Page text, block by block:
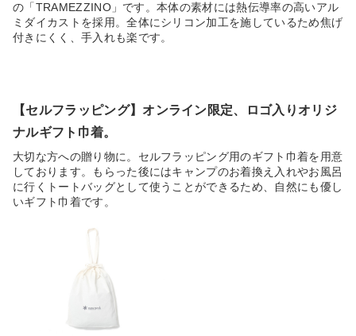
の「TRAMEZZINO」です。本体の素材には熱伝導率の高いアル
ミダイカストを採用。全体にシリコン加工を施しているため焦げ
付きにくく、手入れも楽です。
【セルフラッピング】オンライン限定、ロゴ入りオリジ
ナルギフト巾着。
大切な方への贈り物に。セルフラッピング用のギフト巾着を用意
しております。もらった後にはキャンプのお着換え入れやお風呂
に行くトートバッグとして使うことができるため、自然にも優し
いギフト巾着です。